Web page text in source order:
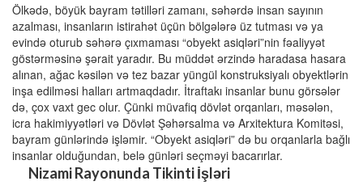
Ölkədə, böyük bayram tətilləri zamanı, səhərdə insan sayının
azalması, insanların istirahət üçün bölgələrə üz tutması və ya
evində oturub səhərə çıxmaması “obyekt asiqləri”nin fəaliyyət
göstərməsinə şərait yaradır. Bu müddət ərzində haradasa hasara
alınan, ağac kəsilən və tez bazar yüngül konstruksiyalı obyektlərin
inşa edilməsi halları artmaqdadır. İtraftakı insanlar bunu görsələr
də, çox vaxt gec olur. Çünki müvafiq dövlət orqanları, məsələn,
icra hakimiyyətləri və Dövlət Şəhərsalma və Arxitektura Komitəsi,
bayram günlərində işləmir. “Obyekt asiqləri” də bu orqanlarla bağlı
insanlar olduğundan, belə günləri seçməyi bacarırlar.
Nizami Rayonunda Tikinti İşləri